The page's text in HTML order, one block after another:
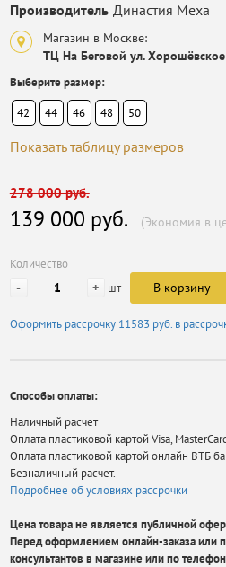
Производитель Династия Меха
Магазин в Москве:
ТЦ На Беговой ул.
Выберите размер:
42
44 46 48 50
Показать таблицу размеров
278 000 руб.
139 000 руб. (Экономия в
Количество
- + шт В корзину
Оформить рассрочку 11583 руб. в
Способы оплаты:
Наличный расчет
Оплата пластиковой картой Visa,
Оплата пластиковой картой онлайн ВТБ
Безналичный расчет.
Подробнее об условиях рассрочки
Цена товара не является публичной
Перед оформлением онлайн-заказа или
консультантов в магазине или по